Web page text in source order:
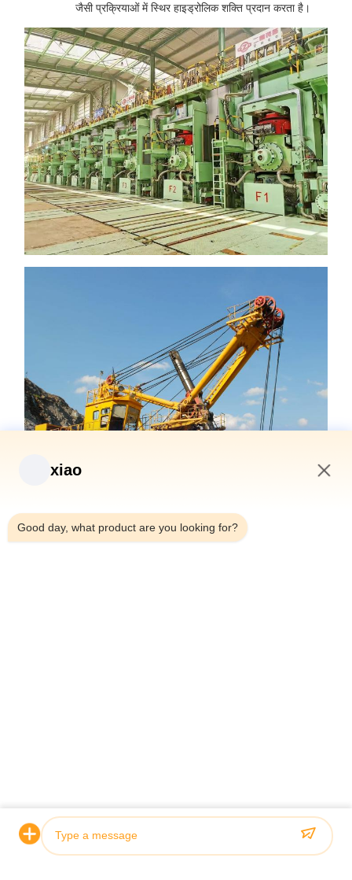
जैसी प्रक्रियाओं में स्थिर हाइड्रोलिक शक्ति प्रदान करता है।
xiao
Good day, what product are you looking for?